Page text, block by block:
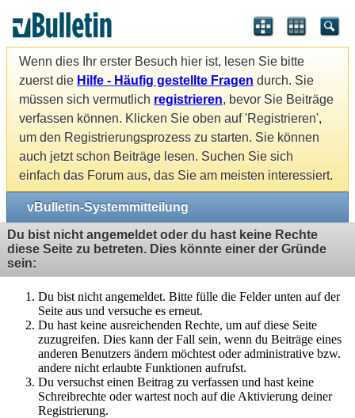
Wenn dies Ihr erster Besuch hier ist, lesen Sie bitte
zuerst die Hilfe - Häufig gestellte Fragen durch. Sie
müssen sich vermutlich registrieren, bevor Sie Beiträge
verfassen können. Klicken Sie oben auf 'Registrieren',
um den Registrierungsprozess zu starten. Sie können
auch jetzt schon Beiträge lesen. Suchen Sie sich
einfach das Forum aus, das Sie am meisten interessiert.
vBulletin-Systemmitteilung
Du bist nicht angemeldet oder du hast keine Rechte
diese Seite zu betreten. Dies könnte einer der Gründe
sein:
Du bist nicht angemeldet. Bitte fülle die Felder unten auf der
Seite aus und versuche es erneut.
Du hast keine ausreichenden Rechte, um auf diese Seite
zuzugreifen. Dies kann der Fall sein, wenn du Beiträge eines
anderen Benutzers ändern möchtest oder administrative bzw.
andere nicht erlaubte Funktionen aufrufst.
Du versuchst einen Beitrag zu verfassen und hast keine
Schreibrechte oder wartest noch auf die Aktivierung deiner
Registrierung.